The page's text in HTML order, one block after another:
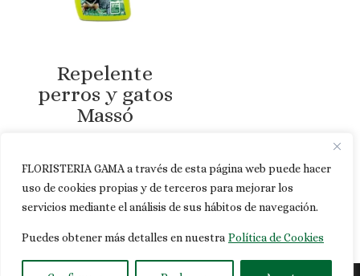
FLORISTERIA GAMA a través de esta página web puede hacer
uso de cookies propias y de terceros para mejorar los
servicios mediante el análisis de sus hábitos de navegación.
Puedes obtener más detalles en nuestra Política de Cookies
Repelente
perros y gatos
Massó